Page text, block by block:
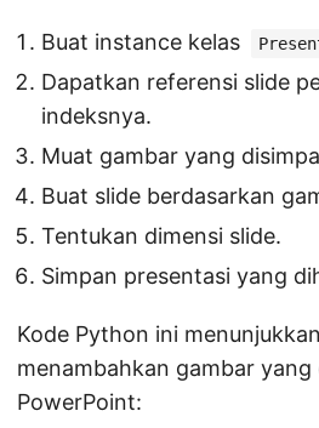
Buat instance kelas
Dapatkan referensi slide
indeksnya.
Muat gambar yang
Buat slide berdasarkan
Tentukan dimensi slide.
Simpan presentasi yang
Kode Python ini
menambahkan gambar
PowerPoint: